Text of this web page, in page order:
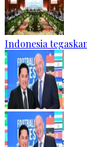
Indonesia